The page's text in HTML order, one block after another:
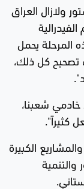
على الدستور ولازال العراق
يحمل
تصحيح كل ذلك،
خادمي شعبنا،
كثيراً".
الكبيرة